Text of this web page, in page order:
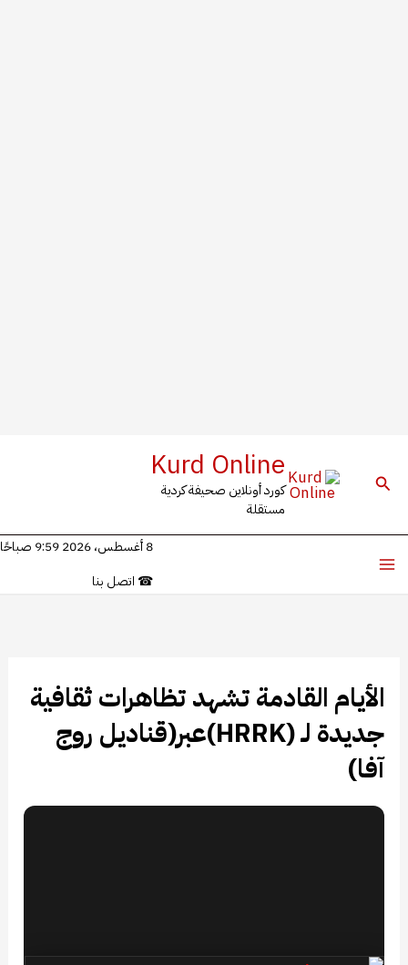
البحث Kurd Online
كورد أونلاين صحيفة كردية
مستقلة
8 أغسطس، 2026 9:59 صباحًا
☎ اتصل بنا
الأيام القادمة تشهد تظاهرات ثقافية
جديدة لـ (HRRK)عبر(قناديل روج
آفا)